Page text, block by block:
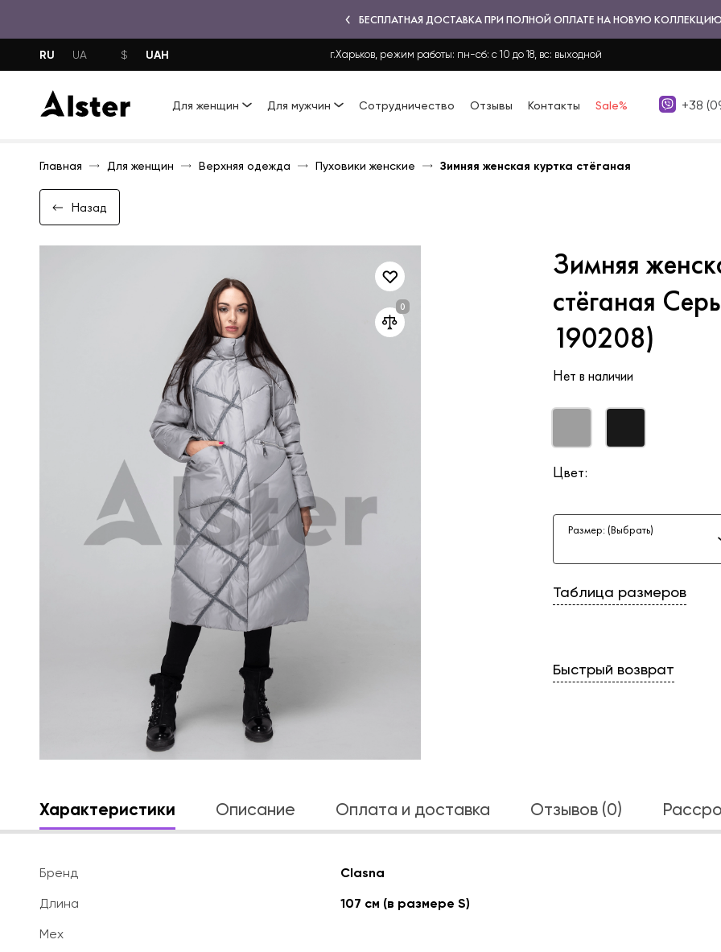
БЕСПЛАТНАЯ ДОСТАВКА ПРИ ПОЛНОЙ ОПЛАТЕ НА НОВУЮ
RU UA $ UAH г.Харьков, режим работы: пн-сб: с 10 до 18, вс: выходной
Для женщин Для мужчин Сотрудничество Отзывы Контакты Sale% +38
Главная Для женщин Верхняя одежда Пуховики женские Зимняя женская куртка стёганая
Назад
Зимняя
стёганая
190208)
Нет в наличии
Цвет:
Размер: (Выбрать)
Таблица размеров
Быстрый возврат
Характеристики Описание Оплата и доставка Отзывов (0)
Бренд
Clasna
Длина
107 см (в размере S)
Мех